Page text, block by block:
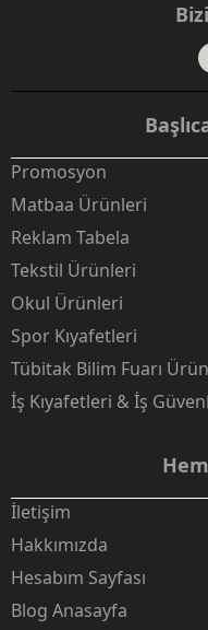
Promosyon
Matbaa Ürünleri
Reklam Tabela
Tekstil Ürünleri
Okul Ürünleri
Spor Kıyafetleri
Tübitak Bilim Fuarı
İş Kıyafetleri & İş
İletişim
Hakkımızda
Hesabım Sayfası
Blog Anasayfa